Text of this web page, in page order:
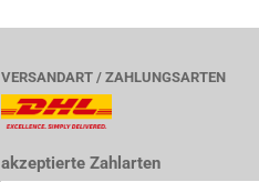
VERSANDART / ZAHLUNGSARTEN
akzeptierte Zahlarten